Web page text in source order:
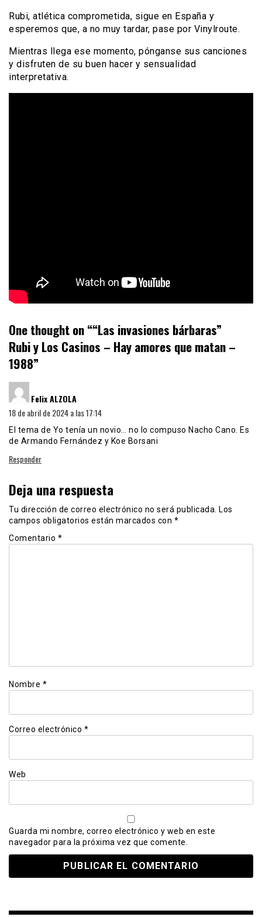
Rubi, atlética comprometida, sigue en España y
esperemos que, a no muy tardar, pase por Vinylroute.
Mientras llega ese momento, pónganse sus canciones
y disfruten de su buen hacer y sensualidad
interpretativa.
One thought on ““Las invasiones bárbaras”
Rubi y Los Casinos – Hay amores que matan –
1988”
Felix ALZOLA
18 de abril de 2024 a las 17:14
El tema de Yo tenía un novio… no lo compuso Nacho Cano. Es
de Armando Fernández y Koe Borsani
Responder
Deja una respuesta
Tu dirección de correo electrónico no será publicada. Los
campos obligatorios están marcados con *
Comentario *
Nombre *
Correo electrónico *
Web
Guarda mi nombre, correo electrónico y web en este
navegador para la próxima vez que comente.